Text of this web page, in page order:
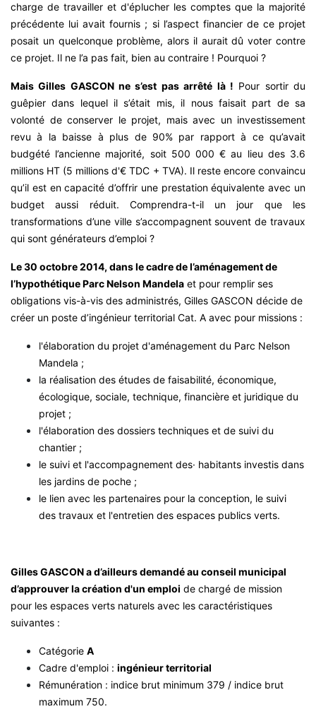
charge de travailler et d'éplucher les comptes que la majorité
précédente lui avait fournis ; si l’aspect financier de ce projet
posait un quelconque problème, alors il aurait dû voter contre
ce projet. Il ne l’a pas fait, bien au contraire ! Pourquoi ?
Mais Gilles GASCON ne s’est pas arrêté là ! Pour sortir du
guêpier dans lequel il s’était mis, il nous faisait part de sa
volonté de conserver le projet, mais avec un investissement
revu à la baisse à plus de 90% par rapport à ce qu’avait
budgété l’ancienne majorité, soit 500 000 € au lieu des 3.6
millions HT (5 millions d'€ TDC + TVA). Il reste encore convaincu
qu’il est en capacité d’offrir une prestation équivalente avec un
budget aussi réduit. Comprendra-t-il un jour que les
transformations d’une ville s’accompagnent souvent de travaux
qui sont générateurs d’emploi ?
Le 30 octobre 2014, dans le cadre de l’aménagement de
l’hypothétique Parc Nelson Mandela et pour remplir ses
obligations vis-à-vis des administrés, Gilles GASCON décide de
créer un poste d’ingénieur territorial Cat. A avec pour missions :
l'élaboration du projet d'aménagement du Parc Nelson
Mandela ;
la réalisation des études de faisabilité, économique,
écologique, sociale, technique, financière et juridique du
projet ;
l'élaboration des dossiers techniques et de suivi du
chantier ;
le suivi et l'accompagnement des· habitants investis dans
les jardins de poche ;
le lien avec les partenaires pour la conception, le suivi
des travaux et l'entretien des espaces publics verts.
Gilles GASCON a d’ailleurs demandé au conseil municipal
d’approuver la création d'un emploi de chargé de mission
pour les espaces verts naturels avec les caractéristiques
suivantes :
Catégorie A
Cadre d'emploi : ingénieur territorial
Rémunération : indice brut minimum 379 / indice brut
maximum 750.